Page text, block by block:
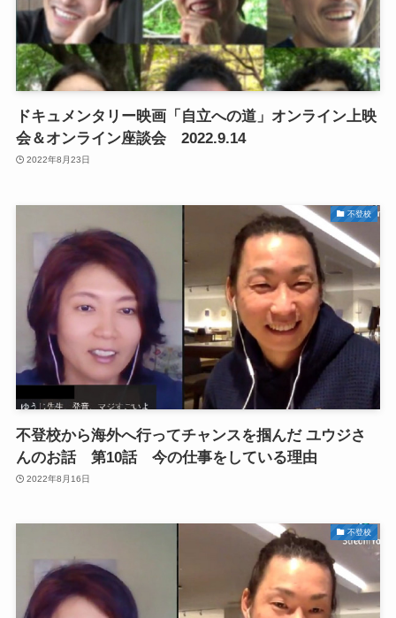
ドキュメンタリー映画「自立への道」オンライン上映
会＆オンライン座談会 2022.9.14
2022年8月23日
不登校
不登校から海外へ行ってチャンスを掴んだ ユウジさ
んのお話 第10話 今の仕事をしている理由
2022年8月16日
不登校